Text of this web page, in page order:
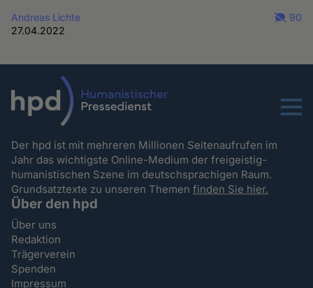
Andreas Lichte
27.04.2022
90
Menu
Der hpd ist mit mehreren Millionen Seitenaufrufen im
Jahr das wichtigste Online-Medium der freigeistig-
humanistischen Szene im deutschsprachigen Raum.
Grundsatztexte zu unseren Themenfinden Sie hier.
Über den hpd
Über uns
Redaktion
Trägerverein
Spenden
Impressum